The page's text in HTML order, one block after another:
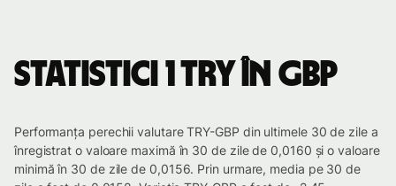
Statistici 1 TRY în GBP
Performanța perechii valutare TRY-GBP din ultimele 30 de zile a
înregistrat o valoare maximă în 30 de zile de 0,0160 și o valoare
minimă în 30 de zile de 0,0156. Prin urmare, media pe 30 de